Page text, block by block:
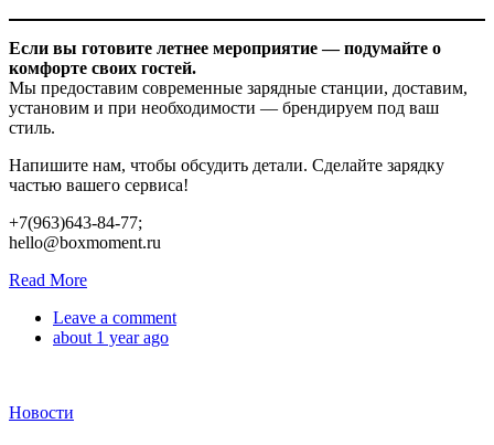
Если вы готовите летнее мероприятие — подумайте о
комфорте своих гостей.
Мы предоставим современные зарядные станции, доставим,
установим и при необходимости — брендируем под ваш
стиль.
Напишите нам, чтобы обсудить детали. Сделайте зарядку
частью вашего сервиса!
+7(963)643-84-77;
hello@boxmoment.ru
Read More
Leave a comment
about 1 year ago
Новости